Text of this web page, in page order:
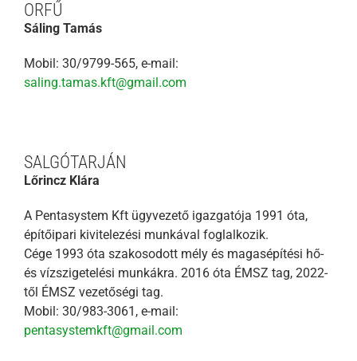
ORFŰ
Sáling Tamás
Mobil: 30/9799-565, e-mail:
saling.tamas.kft@gmail.com
SALGÓTARJÁN
Lőrincz Klára
A Pentasystem Kft ügyvezető igazgatója 1991 óta,
építőipari kivitelezési munkával foglalkozik.
Cége 1993 óta szakosodott mély és magasépítési hő-
és vízszigetelési munkákra. 2016 óta ÉMSZ tag, 2022-
től ÉMSZ vezetőségi tag.
Mobil: 30/983-3061, e-mail:
pentasystemkft@gmail.com